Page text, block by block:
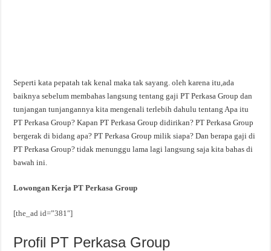
Seperti kata pepatah tak kenal maka tak sayang. oleh karena itu,ada
baiknya sebelum membahas langsung tentang gaji PT Perkasa Group dan
tunjangan tunjangannya kita mengenali terlebih dahulu tentang Apa itu
PT Perkasa Group? Kapan PT Perkasa Group didirikan? PT Perkasa Group
bergerak di bidang apa? PT Perkasa Group milik siapa? Dan berapa gaji di
PT Perkasa Group? tidak menunggu lama lagi langsung saja kita bahas di
bawah ini.
Lowongan Kerja PT Perkasa Group
[the_ad id=”381″]
Profil PT Perkasa Group